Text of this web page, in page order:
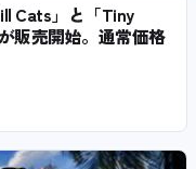
Cats」と「Tiny
販売開始。通常価格